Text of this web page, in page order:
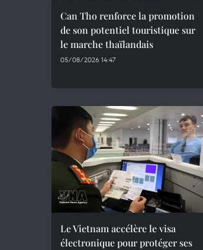
Can Tho renforce la promotion
de son potentiel touristique sur
le marche thaïlandais
05/08/2026 14:47
Le Vietnam accélère le visa
électronique pour protéger ses